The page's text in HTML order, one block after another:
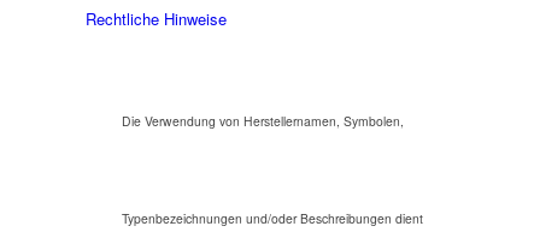
Rechtliche Hinweise
Die Verwendung von Herstellernamen, Symbolen,
Typenbezeichnungen und/oder Beschreibungen dient